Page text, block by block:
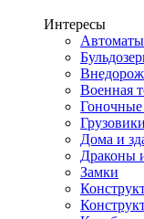
Интересы
Военная
Грузовики
Дома и
Драконы
Замки